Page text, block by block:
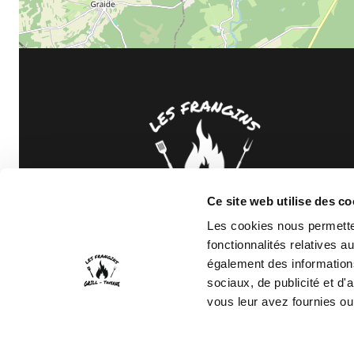
Ce site web utilise des
Les cookies nous
fonctionnalités relatives
également des
sociaux, de publicité et
vous leur avez fournies
Rue du Commerce, 39
B-6890 Libin